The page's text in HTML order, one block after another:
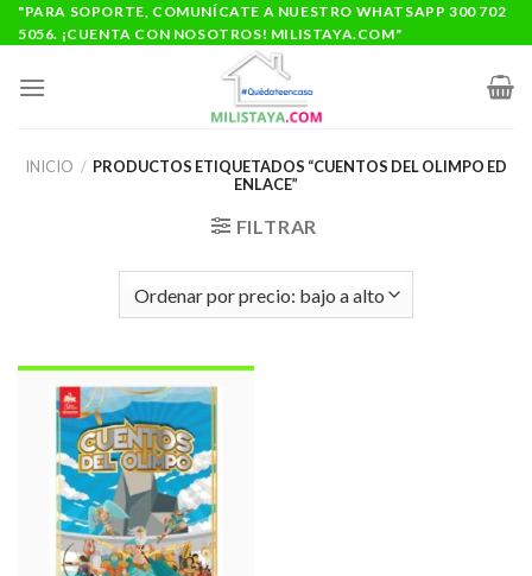
Saltar
al
"PARA SOPORTE, COMUNÍCATE A NUESTRO WHATSAPP 300 702
5056. ¡CUENTA CON NOSOTROS! MILISTAYA.COM"
INICIO / PRODUCTOS ETIQUETADOS “CUENTOS DEL OLIMPO ED
ENLACE”
FILTRAR